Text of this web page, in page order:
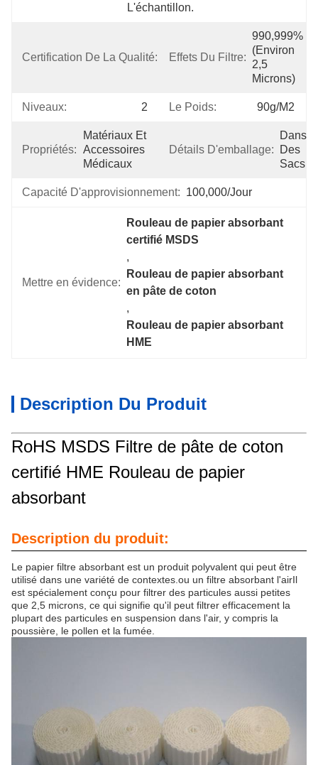
L'échantillon.
Certification De La Qualité: MSDS
Effets Du Filtre:
990,999%
(environ
2,5
Microns)
Niveaux: 2 Le Poids: 90g/m2
Propriétés:
Matériaux Et
Accessoires
Médicaux
Détails D'emballage:
Dans
Des
Sacs
Capacité D'approvisionnement: 100,000/jour
Mettre en évidence:
Rouleau de papier absorbant
certifié MSDS
,
Rouleau de papier absorbant
en pâte de coton
,
Rouleau de papier absorbant
HME
Description Du Produit
RoHS MSDS Filtre de pâte de coton
certifié HME Rouleau de papier
absorbant
Description du produit:
Le papier filtre absorbant est un produit polyvalent qui peut être
utilisé dans une variété de contextes.ou un filtre absorbant l'airIl
est spécialement conçu pour filtrer des particules aussi petites
que 2,5 microns, ce qui signifie qu'il peut filtrer efficacement la
plupart des particules en suspension dans l'air, y compris la
poussière, le pollen et la fumée.